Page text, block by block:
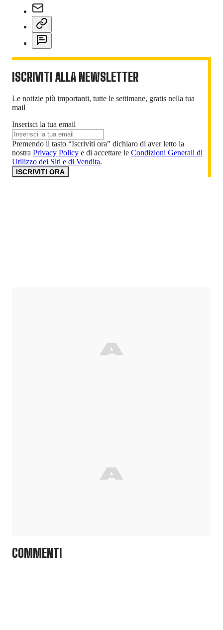
ISCRIVITI ALLA NEWSLETTER
Le notizie più importanti, tutte le settimane, gratis nella tua
mail
Inserisci la tua email
Premendo il tasto “Iscriviti ora” dichiaro di aver letto la
nostra Privacy Policy e di accettare le Condizioni Generali di
Utilizzo dei Siti e di Vendita.
ISCRIVITI ORA
COMMENTI